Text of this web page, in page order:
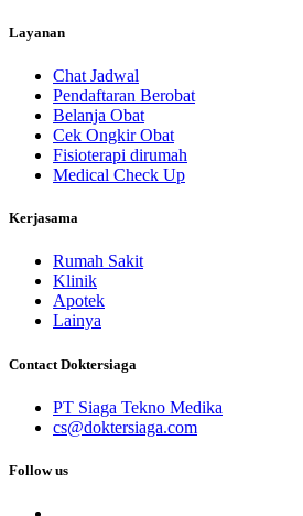
Layanan
Chat Jadwal
Pendaftaran Berobat
Belanja Obat
Cek Ongkir Obat
Fisioterapi dirumah
Medical Check Up
Kerjasama
Rumah Sakit
Klinik
Apotek
Lainya
Contact Doktersiaga
PT Siaga Tekno Medika
cs@doktersiaga.com
Follow us